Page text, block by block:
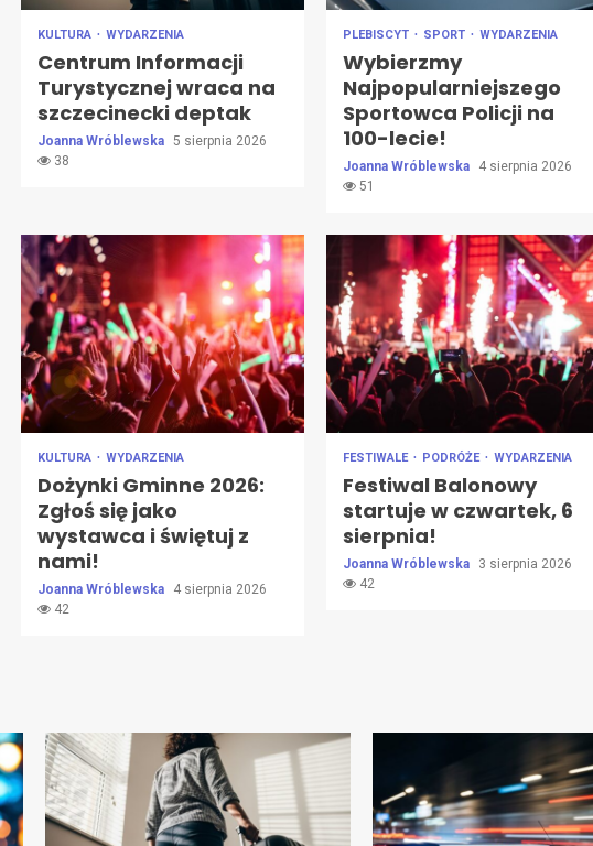
KULTURA WYDARZENIA
Centrum Informacji
Turystycznej wraca na
szczecinecki deptak
Joanna Wróblewska 5 sierpnia 2026
38
PLEBISCYT SPORT WYDARZENIA
Wybierzmy
Najpopularniejszego
Sportowca Policji na
100-lecie!
Joanna Wróblewska
4 sierpnia 2026
51
KULTURA WYDARZENIA
Dożynki Gminne 2026:
Zgłoś się jako
wystawca i świętuj z
nami!
Joanna Wróblewska
4 sierpnia 2026
42
FESTIWALE PODRÓŻE WYDARZENIA
Festiwal Balonowy
startuje w czwartek, 6
sierpnia!
Joanna Wróblewska
3 sierpnia 2026
42